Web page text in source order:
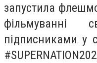
запустила
фільмуванні
підписниками у